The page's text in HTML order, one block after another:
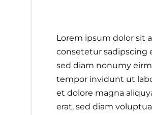
Lorem ipsum dolor sit
consetetur sadipscing
sed diam nonumy
tempor invidunt ut
et dolore magna
erat, sed diam